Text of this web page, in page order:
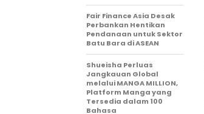
Fair Finance Asia Desak
Perbankan Hentikan
Pendanaan untuk Sektor
Batu Bara di ASEAN
Shueisha Perluas
Jangkauan Global
melalui MANGA MILLION,
Platform Manga yang
Tersedia dalam 100
Bahasa